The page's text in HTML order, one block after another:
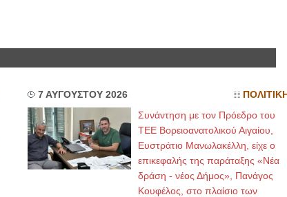
7 ΑΥΓΟΥΣΤΟΥ 2026 ΠΟΛΙΤΙΚΗ
Συνάντηση με τον Πρόεδρο του
ΤΕΕ Βορειοανατολικού Αιγαίου,
Ευστράτιο Μανωλακέλλη, είχε ο
επικεφαλής της παράταξης «Νέα
δράση - νέος Δήμος», Πανάγος
Κουφέλος, στο πλαίσιο των